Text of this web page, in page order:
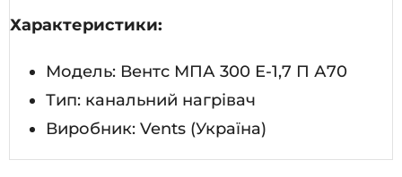
Характеристики:
Модель: Вентс МПА 300 Е-1,7 П А70
Тип: канальний нагрівач
Виробник: Vents (Україна)